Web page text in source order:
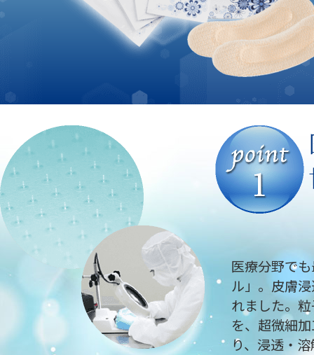
医療分野で
ル」。皮膚
れました。
を、超微細
り、浸透・